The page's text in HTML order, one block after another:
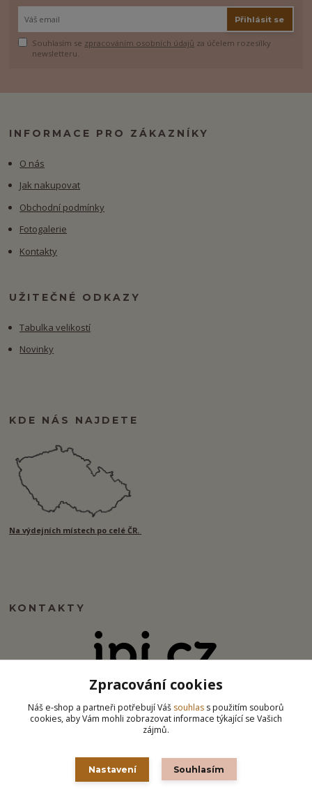
Přihlásit se
Souhlasím se zpracováním osobních údajů za účelem rozesílky
newsletteru.
INFORMACE PRO ZÁKAZNÍKY
O nás
Jak nakupovat
Obchodní podmínky
Fotogalerie
Kontakty
UŽITEČNÉ ODKAZY
Tabulka velikostí
Novinky
KDE NÁS NAJDETE
Na výdejních místech po celé ČR.
KONTAKTY
info@ipj.cz
Zpracování cookies
Náš e-shop a partneři potřebují Váš souhlas s použitím souborů
cookies, aby Vám mohli zobrazovat informace týkající se Vašich
zájmů.
Nastavení Souhlasím